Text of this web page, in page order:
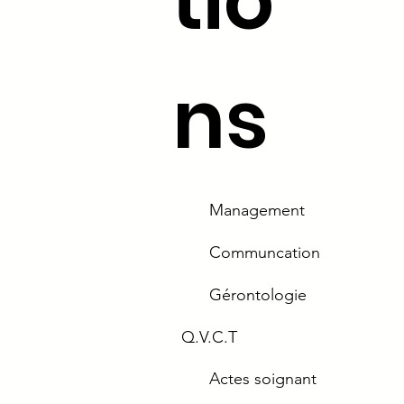
ns
Management
Communcation
Gérontologie
Q.V.C.T
Actes soignant